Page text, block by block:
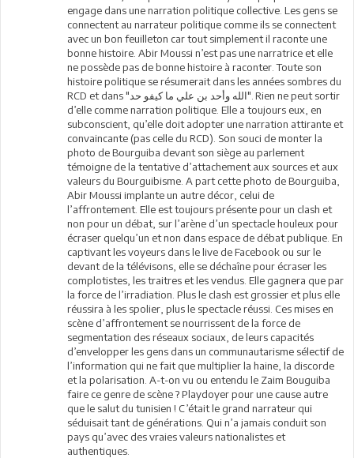
engage dans une narration politique collective. Les gens se
connectent au narrateur politique comme ils se connectent
avec un bon feuilleton car tout simplement il raconte une
bonne histoire. Abir Moussi n’est pas une narratrice et elle
ne possède pas de bonne histoire à raconter. Toute son
histoire politique se résumerait dans les années sombres du
RCD et dans "الله وأحد بن علي ما كيفو حد". Rien ne peut sortir
d’elle comme narration politique. Elle a toujours eux, en
subconscient, qu’elle doit adopter une narration attirante et
convaincante (pas celle du RCD). Son souci de monter la
photo de Bourguiba devant son siège au parlement
témoigne de la tentative d’attachement aux sources et aux
valeurs du Bourguibisme. A part cette photo de Bourguiba,
Abir Moussi implante un autre décor, celui de
l’affrontement. Elle est toujours présente pour un clash et
non pour un débat, sur l’arène d’un spectacle houleux pour
écraser quelqu’un et non dans espace de débat publique. En
captivant les voyeurs dans le live de Facebook ou sur le
devant de la télévisons, elle se déchaîne pour écraser les
complotistes, les traitres et les vendus. Elle gagnera que par
la force de l’irradiation. Plus le clash est grossier et plus elle
réussira à les spolier, plus le spectacle réussi. Ces mises en
scène d’affrontement se nourrissent de la force de
segmentation des réseaux sociaux, de leurs capacités
d’envelopper les gens dans un communautarisme sélectif de
l’information qui ne fait que multiplier la haine, la discorde
et la polarisation. A-t-on vu ou entendu le Zaim Bouguiba
faire ce genre de scène ? Playdoyer pour une cause autre
que le salut du tunisien ! C’était le grand narrateur qui
séduisait tant de générations. Qui n’a jamais conduit son
pays qu’avec des vraies valeurs nationalistes et
authentiques.